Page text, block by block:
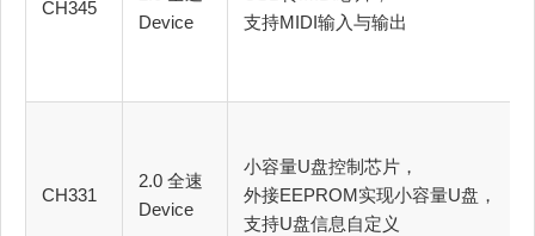
CH345
Device
支持MIDI输入与输出
CH331
2.0 全速
Device
小容量U盘控制芯片，
外接EEPROM实现小容量U盘，
支持U盘信息自定义